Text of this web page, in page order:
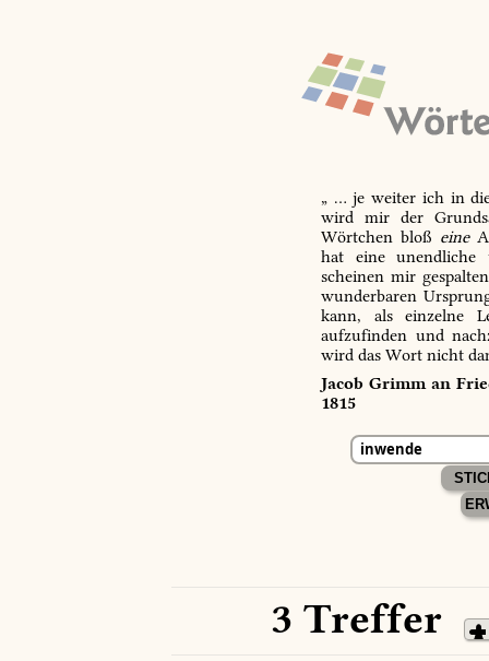
„ … je weiter ich in
wird mir der
Wörtchen bloß eine
hat eine unendliche
scheinen mir
wunderbaren
kann, als einzelne
aufzufinden und
wird das Wort nicht
Jacob Grimm an
1815
3 Treffer